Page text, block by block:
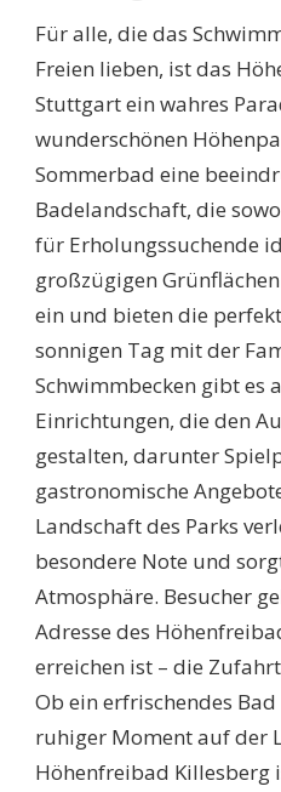
Für alle, die das
Freien lieben, ist das
Stuttgart ein wahres
wunderschönen
Sommerbad eine
Badelandschaft, die
für Erholungssuchende
großzügigen
ein und bieten die
sonnigen Tag mit der
Schwimmbecken gibt es
Einrichtungen, die den
gestalten, darunter
gastronomische
Landschaft des Parks
besondere Note und
Atmosphäre. Besucher
Adresse des
erreichen ist – die
Ob ein erfrischendes
ruhiger Moment auf der
Höhenfreibad Killesberg